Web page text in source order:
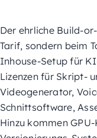
Der ehrliche Build-
Tarif, sondern beim
Inhouse-Setup für
Lizenzen für Skript-
Videogenerator,
Schnittsoftware,
Hinzu kommen